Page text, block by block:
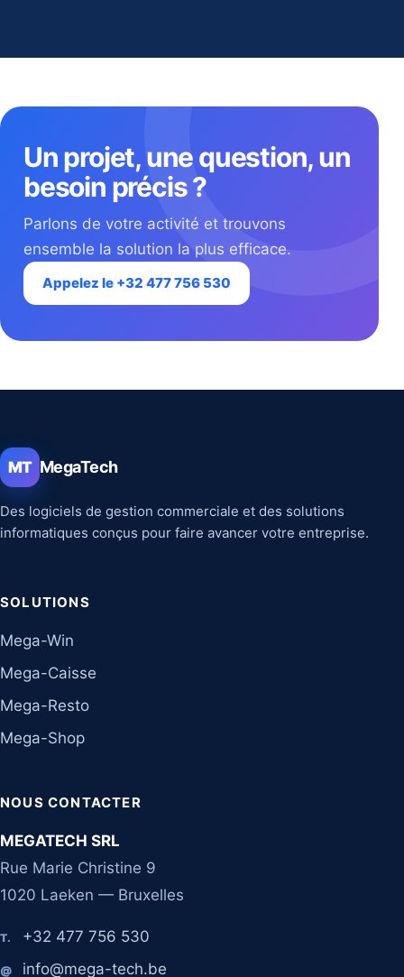
Un projet, une question, un
besoin précis ?
Parlons de votre activité et trouvons
ensemble la solution la plus efficace.
Appelez le +32 477 756 530
MT MegaTech
Des logiciels de gestion commerciale et des solutions
informatiques conçus pour faire avancer votre entreprise.
SOLUTIONS
Mega-Win
Mega-Caisse
Mega-Resto
Mega-Shop
NOUS CONTACTER
MEGATECH SRL
Rue Marie Christine 9
1020 Laeken — Bruxelles
T. +32 477 756 530
@ info@mega-tech.be